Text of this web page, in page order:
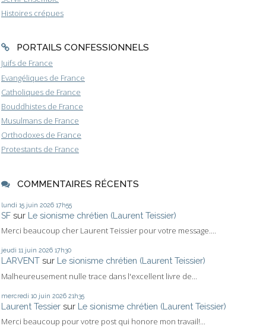
Histoires crépues
PORTAILS CONFESSIONNELS
Juifs de France
Evangéliques de France
Catholiques de France
Bouddhistes de France
Musulmans de France
Orthodoxes de France
Protestants de France
COMMENTAIRES RÉCENTS
lundi 15 juin 2026 17h55
SF sur Le sionisme chrétien (Laurent Teissier)
Merci beaucoup cher Laurent Teissier pour votre message....
jeudi 11 juin 2026 17h30
LARVENT sur Le sionisme chrétien (Laurent Teissier)
Malheureusement nulle trace dans l'excellent livre de...
mercredi 10 juin 2026 21h35
Laurent Tessier sur Le sionisme chrétien (Laurent Teissier)
Merci beaucoup pour votre post qui honore mon travail!...